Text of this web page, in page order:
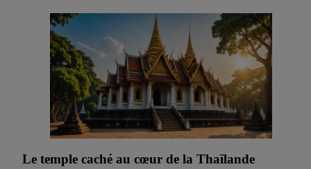
Le temple caché au cœur de la Thaïlande